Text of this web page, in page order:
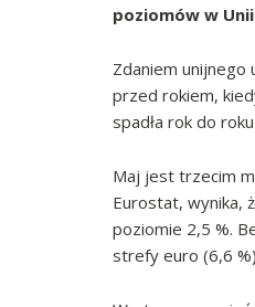
poziomów w
Zdaniem
przed rokiem,
spadła rok do
Maj jest trzecim
Eurostat, wynika,
poziomie 2,5 %.
strefy euro (6,6